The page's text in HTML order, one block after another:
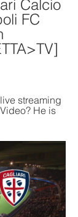
Calcio
FC
streaming
He is